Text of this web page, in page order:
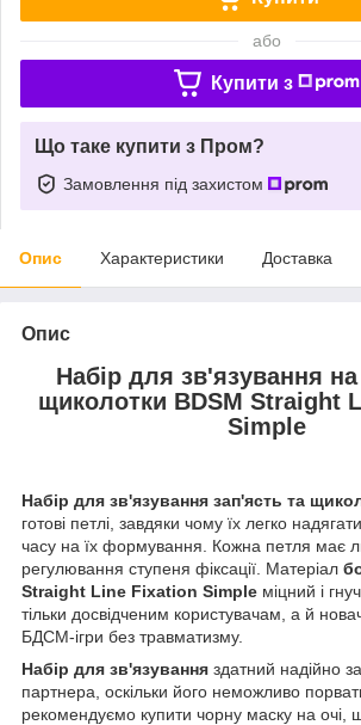
або
Купити з
Що таке купити з Пром?
Замовлення під захистом
Опис Характеристики Доставка
Опис
Набір для зв'язування на
щиколотки BDSM Straight
Simple
Набір для зв'язування зап'ясть та
готові петлі, завдяки чому їх легко
часу на їх формування. Кожна петля має
регулювання ступеня фіксації. Матеріал
Straight Line Fixation Simple міцний і
тільки досвідченим користувачам, а й
БДСМ-ігри без травматизму.
Набір для зв'язування здатний надійно
партнера, оскільки його неможливо
рекомендуємо купити чорну маску на очі,